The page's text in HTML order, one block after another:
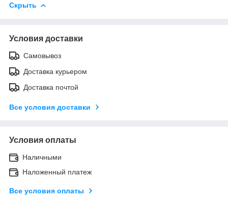
Скрыть
Условия доставки
Самовывоз
Доставка курьером
Доставка почтой
Все условия доставки
Условия оплаты
Наличными
Наложенный платеж
Все условия оплаты